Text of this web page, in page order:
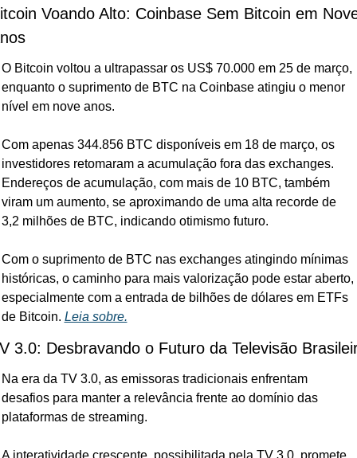
Voando Alto: Coinbase Sem Bitcoin em
O Bitcoin voltou a ultrapassar os US$ 70.000 em 25 de março,
enquanto o suprimento de BTC na Coinbase atingiu o menor
nível em nove anos.
Com apenas 344.856 BTC disponíveis em 18 de março, os
investidores retomaram a acumulação fora das exchanges.
Endereços de acumulação, com mais de 10 BTC, também
viram um aumento, se aproximando de uma alta recorde de
3,2 milhões de BTC, indicando otimismo futuro.
Com o suprimento de BTC nas exchanges atingindo mínimas
históricas, o caminho para mais valorização pode estar aberto,
especialmente com a entrada de bilhões de dólares em ETFs
de Bitcoin. Leia sobre.
3.0: Desbravando o Futuro da Televisão
Na era da TV 3.0, as emissoras tradicionais enfrentam
desafios para manter a relevância frente ao domínio das
plataformas de streaming.